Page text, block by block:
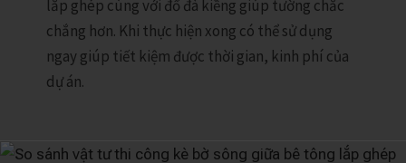
lắp ghép cùng với đổ đà kiềng giúp tường chắc
chắng hơn. Khi thực hiện xong có thể sử dụng
ngay giúp tiết kiệm được thời gian, kinh phí của
dự án.
5